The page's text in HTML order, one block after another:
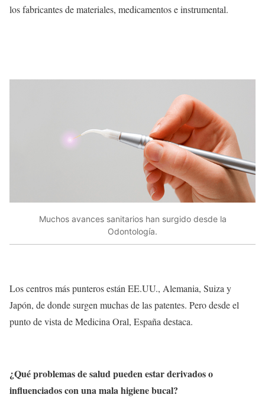
los fabricantes de materiales, medicamentos e instrumental.
Muchos avances sanitarios han surgido desde la
Odontología.
Los centros más punteros están EE.UU., Alemania, Suiza y
Japón, de donde surgen muchas de las patentes. Pero desde el
punto de vista de Medicina Oral, España destaca.
¿Qué problemas de salud pueden estar derivados o
influenciados con una mala higiene bucal?